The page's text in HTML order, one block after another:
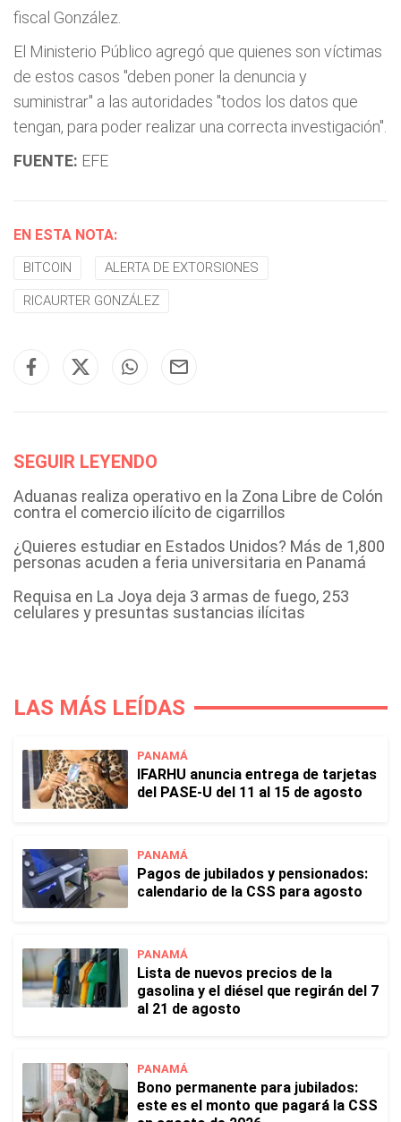
fiscal González.
El Ministerio Público agregó que quienes son víctimas
de estos casos "deben poner la denuncia y
suministrar" a las autoridades "todos los datos que
tengan, para poder realizar una correcta investigación".
FUENTE: EFE
EN ESTA NOTA:
BITCOIN ALERTA DE EXTORSIONES
RICAURTER GONZÁLEZ
SEGUIR LEYENDO
Aduanas realiza operativo en la Zona Libre de Colón
contra el comercio ilícito de cigarrillos
¿Quieres estudiar en Estados Unidos? Más de 1,800
personas acuden a feria universitaria en Panamá
Requisa en La Joya deja 3 armas de fuego, 253
celulares y presuntas sustancias ilícitas
LAS MÁS LEÍDAS
PANAMÁ
IFARHU anuncia entrega de tarjetas
del PASE-U del 11 al 15 de agosto
PANAMÁ
Pagos de jubilados y pensionados:
calendario de la CSS para agosto
PANAMÁ
Lista de nuevos precios de la
gasolina y el diésel que regirán del 7
al 21 de agosto
PANAMÁ
Bono permanente para jubilados:
este es el monto que pagará la CSS